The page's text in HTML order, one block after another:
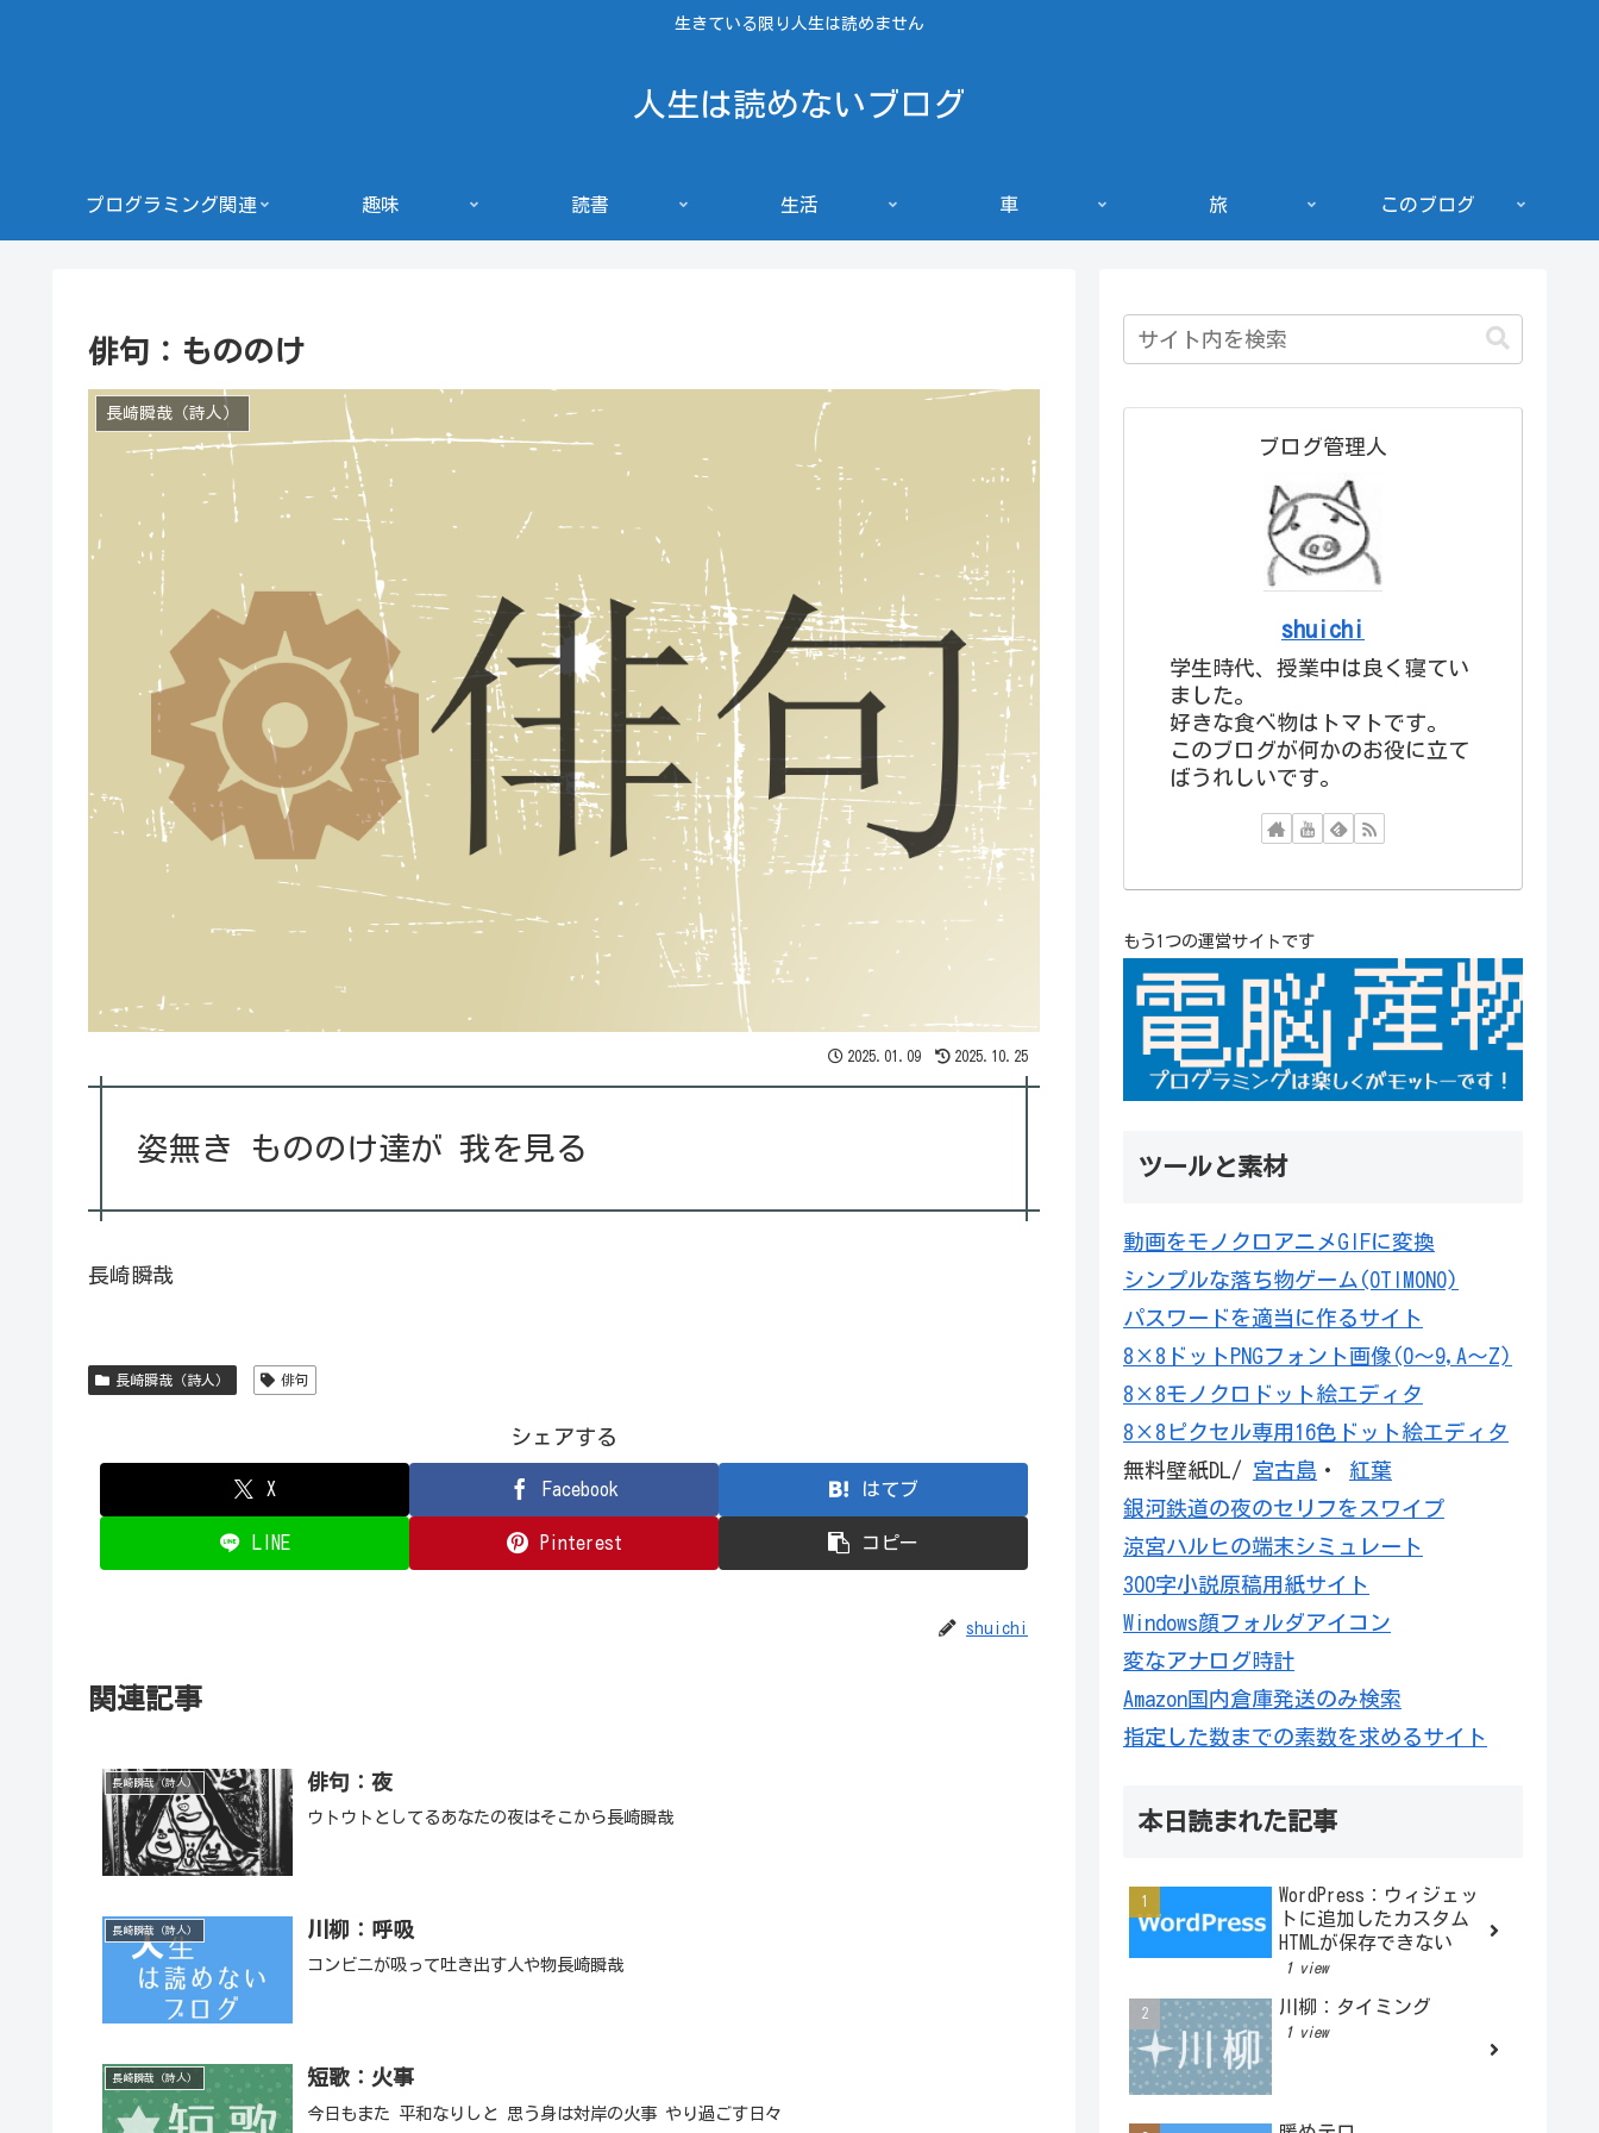
生きている限り人生は読めません
人生は読めないブログ
プログラミング関連 趣味 読書 生活 車 旅 このブログ
俳句：もののけ
長崎瞬哉（詩人）
2025.01.09 2025.10.25
姿無き もののけ達が 我を見る
長崎瞬哉
長崎瞬哉（詩人） 俳句
シェアする
X Facebook はてブ
LINE Pinterest コピー
shuichi
関連記事
長崎瞬哉（詩人） 俳句：夜
ウトウトとしてるあなたの夜はそこから長崎瞬哉
長崎瞬哉（詩人） 川柳：呼吸
コンビニが吸って吐き出す人や物長崎瞬哉
長崎瞬哉（詩人） 短歌：火事
今日もまた 平和なりしと 思う身は対岸の火事 やり過ごす日々
ブログ管理人
shuichi
学生時代、授業中は良く寝てい
ました。
好きな食べ物はトマトです。
このブログが何かのお役に立て
ばうれしいです。
もう1つの運営サイトです
ツールと素材
動画をモノクロアニメGIFに変換
シンプルな落ち物ゲーム(OTIMONO)
パスワードを適当に作るサイト
8×8ドットPNGフォント画像(0～9,A～Z)
8×8モノクロドット絵エディタ
8×8ピクセル専用16色ドット絵エディタ
無料壁紙DL/ 宮古島 ・ 紅葉
銀河鉄道の夜のセリフをスワイプ
涼宮ハルヒの端末シミュレート
300字小説原稿用紙サイト
Windows顔フォルダアイコン
変なアナログ時計
Amazon国内倉庫発送のみ検索
指定した数までの素数を求めるサイト
本日読まれた記事
WordPress：ウィジェッ
トに追加したカスタム
HTMLが保存できない
1 view
川柳：タイミング
1 view